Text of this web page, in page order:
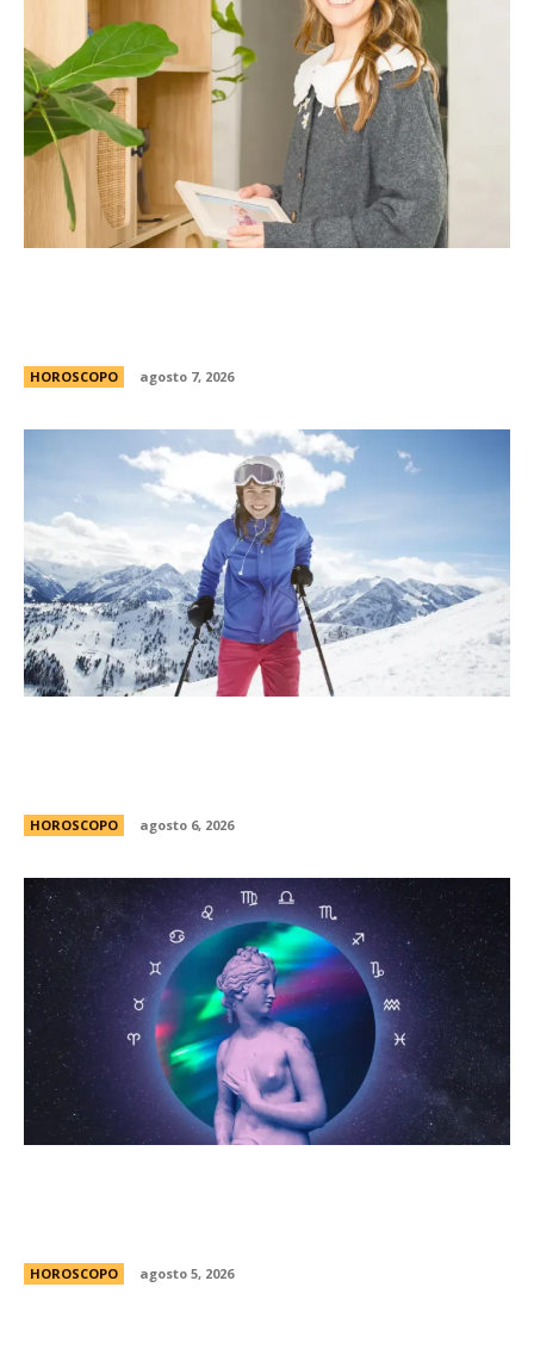
HOROSCOPO agosto 7, 2026
HOROSCOPO agosto 6, 2026
HOROSCOPO agosto 5, 2026